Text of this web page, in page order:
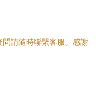
請隨時聯繫客服。感謝